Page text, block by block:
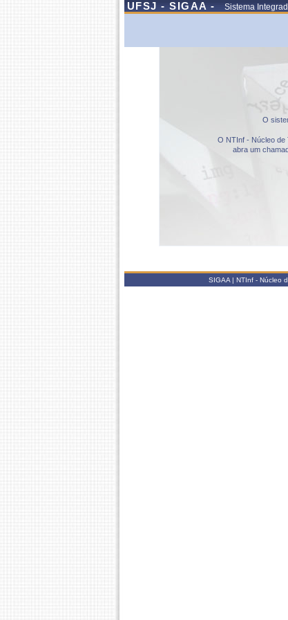
UFSJ - SIGAA - Sistema
O
O NTInf - Núcleo de
abra um
SIGAA | NTInf - Núcleo